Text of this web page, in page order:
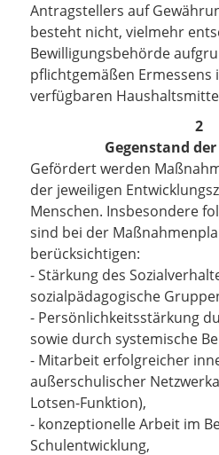
Antragstellers auf
besteht nicht, vielmehr
Bewilligungsbehörde
pflichtgemäßen Ermessens
verfügbaren
2
Gegenstand
Gefördert werden
der jeweiligen
Menschen. Insbesondere
sind bei der
berücksichtigen:
- Stärkung des
sozialpädagogische
- Persönlichkeitsstärkung
sowie durch systemische
- Mitarbeit erfolgreicher
außerschulischer
Lotsen-Funktion),
- konzeptionelle Arbeit im
Schulentwicklung,